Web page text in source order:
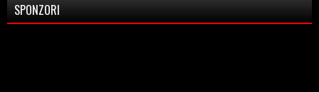
SPONZORI